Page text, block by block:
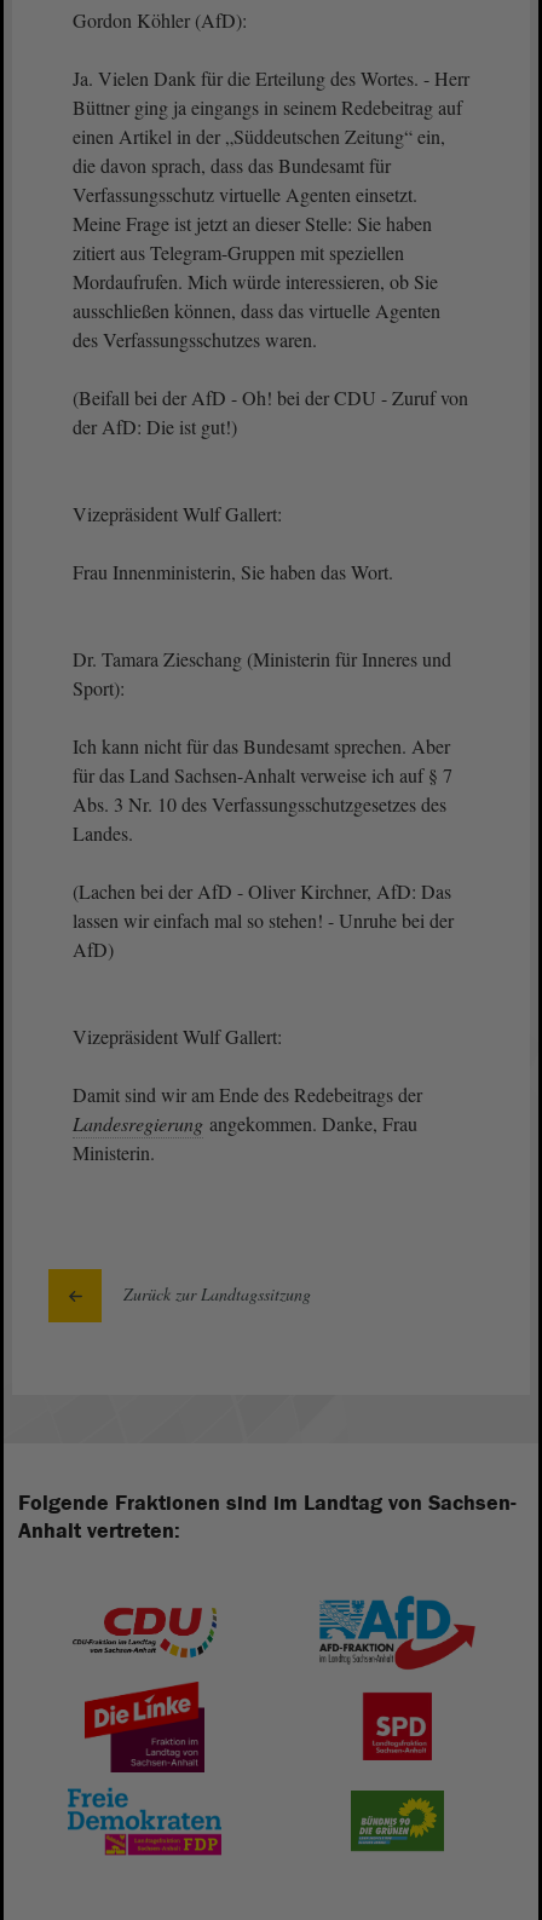
Gordon Köhler (AfD):
Ja. Vielen Dank für die Erteilung des Wortes. - Herr
Büttner ging ja eingangs in seinem Redebeitrag auf
einen Artikel in der „Süddeutschen Zeitung“ ein,
die davon sprach, dass das Bundesamt für
Verfassungsschutz virtuelle Agenten einsetzt.
Meine Frage ist jetzt an dieser Stelle: Sie haben
zitiert aus Telegram-Gruppen mit speziellen
Mordaufrufen. Mich würde interessieren, ob Sie
ausschließen können, dass das virtuelle Agenten
des Verfassungsschutzes waren.
(Beifall bei der AfD - Oh! bei der CDU - Zuruf von
der AfD: Die ist gut!)
Vizepräsident Wulf Gallert:
Frau Innenministerin, Sie haben das Wort.
Dr. Tamara Zieschang (Ministerin für Inneres und
Sport):
Ich kann nicht für das Bundesamt sprechen. Aber
für das Land Sachsen-Anhalt verweise ich auf § 7
Abs. 3 Nr. 10 des Verfassungsschutzgesetzes des
Landes.
(Lachen bei der AfD - Oliver Kirchner, AfD: Das
lassen wir einfach mal so stehen! - Unruhe bei der
AfD)
Vizepräsident Wulf Gallert:
Damit sind wir am Ende des Redebeitrags der
Landesregierung angekommen. Danke, Frau
Ministerin.
Zurück zur Landtagssitzung
Folgende Fraktionen sind im Landtag von Sachsen-
Anhalt vertreten: